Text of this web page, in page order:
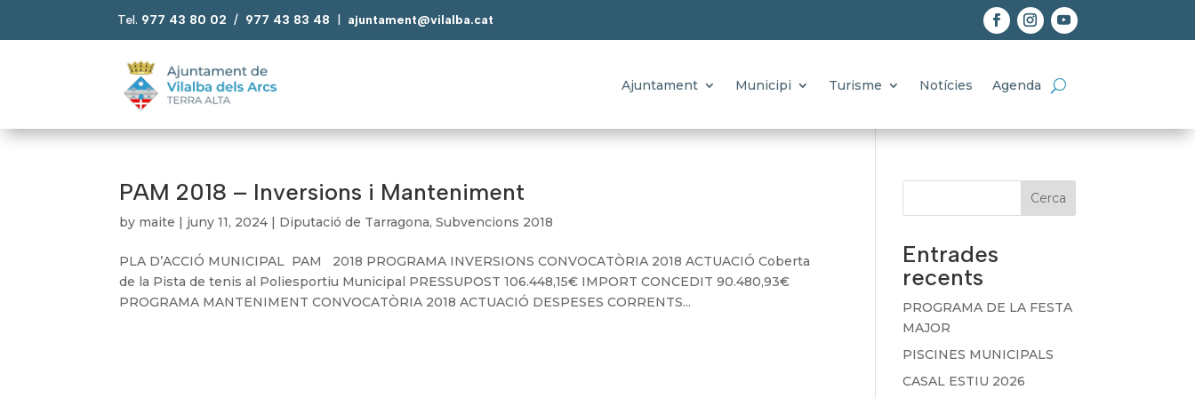
Tel. 977 43 80 02 / 977 43 83 48 ajuntament@vilalba.cat
Ajuntament Municipi Turisme Notícies Agenda
PAM 2018 – Inversions i Manteniment
by maite | juny 11, 2024 | Diputació de Tarragona,Subvencions 2018
PLA D’ACCIÓ MUNICIPAL PAM 2018 PROGRAMA INVERSIONS CONVOCATÒRIA 2018 ACTUACIÓ Coberta
de la Pista de tenis al Poliesportiu Municipal PRESSUPOST 106.448,15€ IMPORT CONCEDIT 90.480,93€
PROGRAMA MANTENIMENT CONVOCATÒRIA 2018 ACTUACIÓ DESPESES CORRENTS...
Cerca
Entrades
recents
PROGRAMA DE LA FESTA
MAJOR
PISCINES MUNICIPALS
CASAL ESTIU 2026